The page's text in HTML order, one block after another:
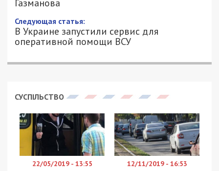
Газманова
Следующая статья:
В Украине запустили сервис для
оперативной помощи ВСУ
СУСПІЛЬСТВО
22/05/2019 - 13:55 12/11/2019 - 16:53